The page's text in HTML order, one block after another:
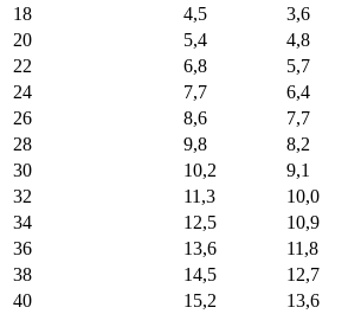
18
4,5 3,6
20
5,4 4,8
22
6,8 5,7
24
7,7 6,4
26
8,6 7,7
28
9,8 8,2
30
10,2 9,1
32
11,3 10,0
34
12,5 10,9
36
13,6 11,8
38
14,5 12,7
40
15,2 13,6